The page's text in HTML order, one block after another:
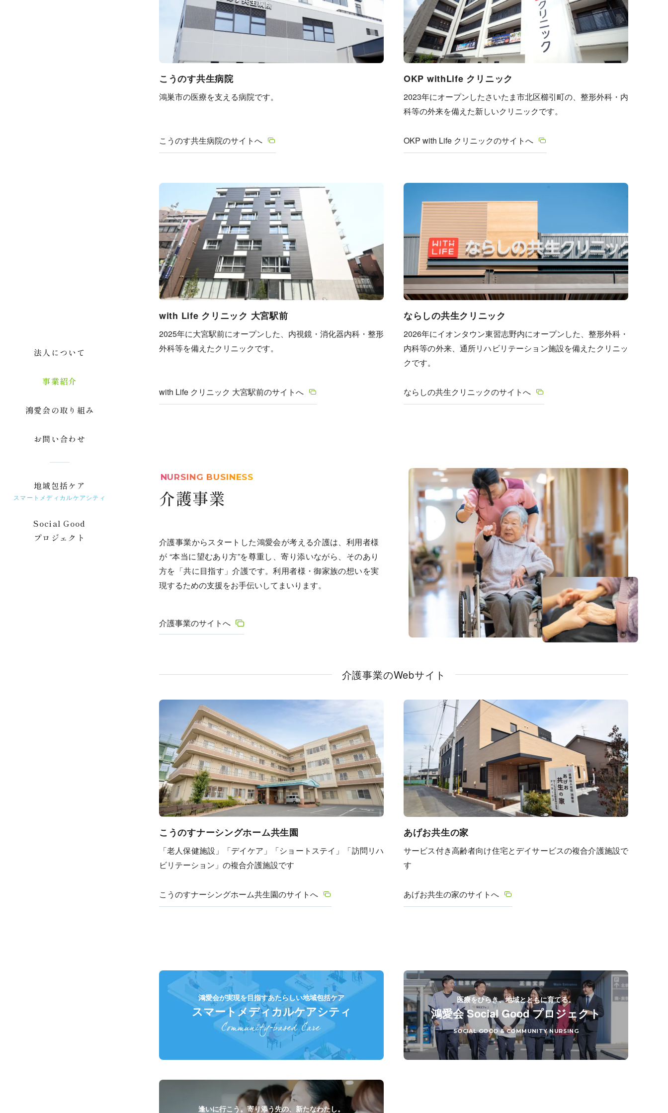
法人について
事業紹介
鴻愛会の取り組み
お問い合わせ
地域包括ケア
スマートメディカルケアシティ
Social Good
プロジェクト
こうのす共生病院
鴻巣市の医療を支える病院です。
こうのす共生病院のサイトへ
OKP withLife クリニック
2023年にオープンしたさいたま市北区櫛引町の、整形外科・内
科等の外来を備えた新しいクリニックです。
OKP with Life クリニックのサイトへ
with Life クリニック 大宮駅前
2025年に大宮駅前にオープンした、内視鏡・消化器内科・整形
外科等を備えたクリニックです。
with Life クリニック 大宮駅前のサイトへ
ならしの共生クリニック
2026年にイオンタウン東習志野内にオープンした、整形外科・
内科等の外来、通所リハビリテーション施設を備えたクリニッ
クです。
ならしの共生クリニックのサイトへ
NURSING BUSINESS
介護事業
介護事業からスタートした鴻愛会が考える介護は、利用者様
が “本当に望むあり方”を尊重し、寄り添いながら、そのあり
方を「共に目指す」介護です。利用者様・御家族の想いを実
現するための支援をお手伝いしてまいります。
介護事業のサイトへ
介護事業のWebサイト
こうのすナーシングホーム共生園
「老人保健施設」「デイケア」「ショートステイ」「訪問リハ
ビリテーション」の複合介護施設です
こうのすナーシングホーム共生園のサイトへ
あげお共生の家
サービス付き高齢者向け住宅とデイサービスの複合介護施設で
す
あげお共生の家のサイトへ
鴻愛会が実現を目指すあたらしい地域包括ケア
スマートメディカルケアシティ
医療をひらき、地域とともに育てる。
鴻愛会 Social Good プロジェクト
SOCIAL GOOD & COMMUNITY NURSING
逢いに行こう。寄り添う先の、新たなわたし。